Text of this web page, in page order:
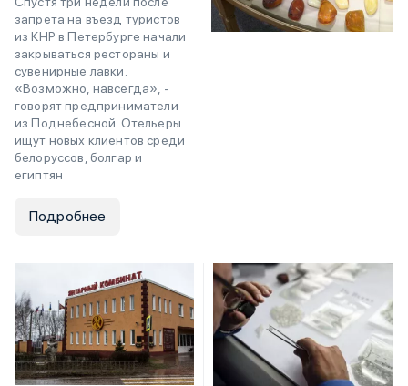
запрета на въезд туристов
из КНР в Петербурге начали
закрываться рестораны и
сувенирные лавки.
«Возможно, навсегда», -
говорят предприниматели
из Поднебесной. Отельеры
ищут новых клиентов среди
белоруссов, болгар и
египтян
Подробнее